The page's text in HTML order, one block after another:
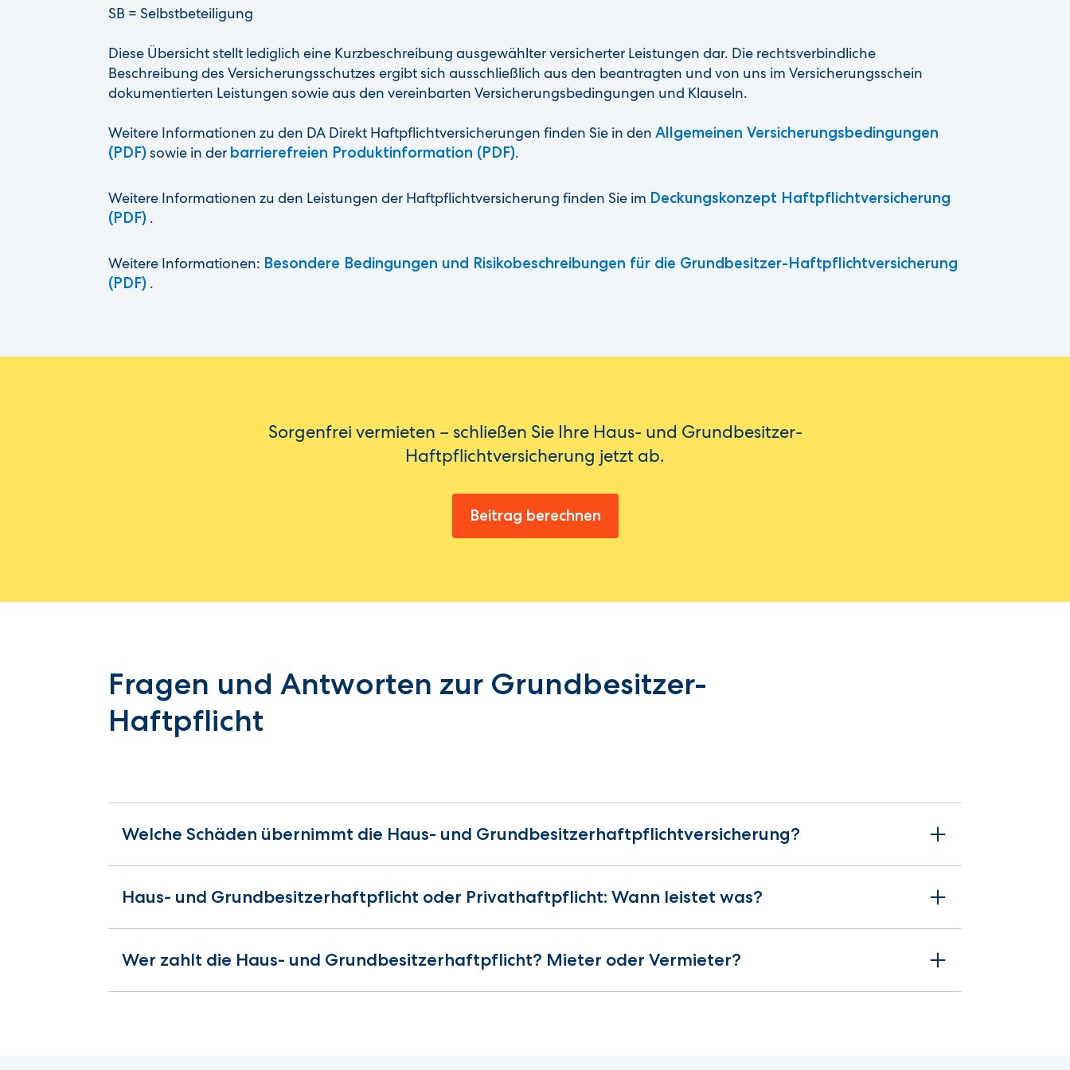
SB = Selbstbeteiligung
Diese Übersicht stellt lediglich eine Kurzbeschreibung ausgewählter versicherter Leistungen dar. Die rechtsverbindliche
Beschreibung des Versicherungsschutzes ergibt sich ausschließlich aus den beantragten und von uns im Versicherungsschein
dokumentierten Leistungen sowie aus den vereinbarten Versicherungsbedingungen und Klauseln.
Weitere Informationen zu den DA Direkt Haftpflichtversicherungen finden Sie in den Allgemeinen Versicherungsbedingungen
(PDF)sowie in der barrierefreien Produktinformation (PDF).
Weitere Informationen zu den Leistungen der Haftpflichtversicherung finden Sie im Deckungskonzept Haftpflichtversicherung
(PDF) .
Weitere Informationen: Besondere Bedingungen und Risikobeschreibungen für die Grundbesitzer-Haftpflichtversicherung
(PDF) .
Sorgenfrei vermieten – schließen Sie Ihre Haus- und Grundbesitzer-
Haftpflichtversicherung jetzt ab.
Beitrag berechnen
Fragen und Antworten zur Grundbesitzer-
Haftpflicht
Welche Schäden übernimmt die Haus- und Grundbesitzerhaftpflichtversicherung?
Haus- und Grundbesitzerhaftpflicht oder Privathaftpflicht: Wann leistet was?
Wer zahlt die Haus- und Grundbesitzerhaftpflicht? Mieter oder Vermieter?